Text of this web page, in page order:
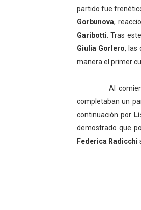
partido fue
Gorbunova,
Garibotti . Tras
Giulia Gorlero, las
manera el primer
Al comienzo
completaban un
continuación por
demostrado que
Federica Radicchi